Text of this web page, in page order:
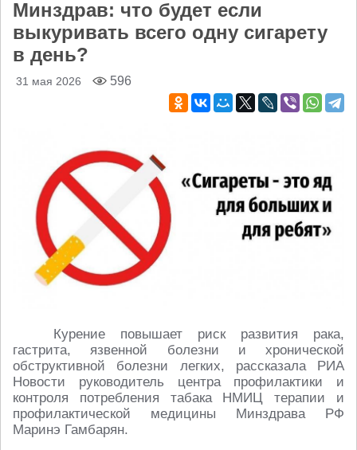
Минздрав: что будет если
выкуривать всего одну сигарету
в день?
31 мая 2026 596
Курение повышает риск развития рака,
гастрита, язвенной болезни и хронической
обструктивной болезни легких, рассказала РИА
Новости руководитель центра профилактики и
контроля потребления табака НМИЦ терапии и
профилактической медицины Минздрава РФ
Маринэ Гамбарян.